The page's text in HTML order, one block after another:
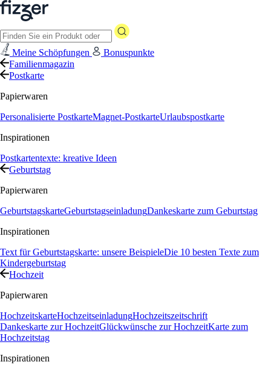
Meine Schöpfungen
Bonuspunkte
Familienmagazin
Postkarte
Papierwaren
Personalisierte PostkarteMagnet-PostkarteUrlaubspostkarte
Inspirationen
Postkartentexte: kreative Ideen
Geburtstag
Papierwaren
GeburtstagskarteGeburtstagseinladungDankeskarte zum Geburtstag
Inspirationen
Text für Geburtstagskarte: unsere BeispieleDie 10 besten Texte zum
Kindergeburtstag
Hochzeit
Papierwaren
HochzeitskarteHochzeitseinladungHochzeitszeitschrift
Dankeskarte zur HochzeitGlückwünsche zur HochzeitKarte zum
Hochzeitstag
Inspirationen